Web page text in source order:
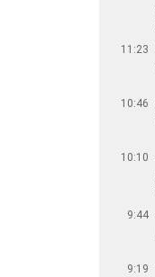
11:23
10:46
10:10
9:44
9:19